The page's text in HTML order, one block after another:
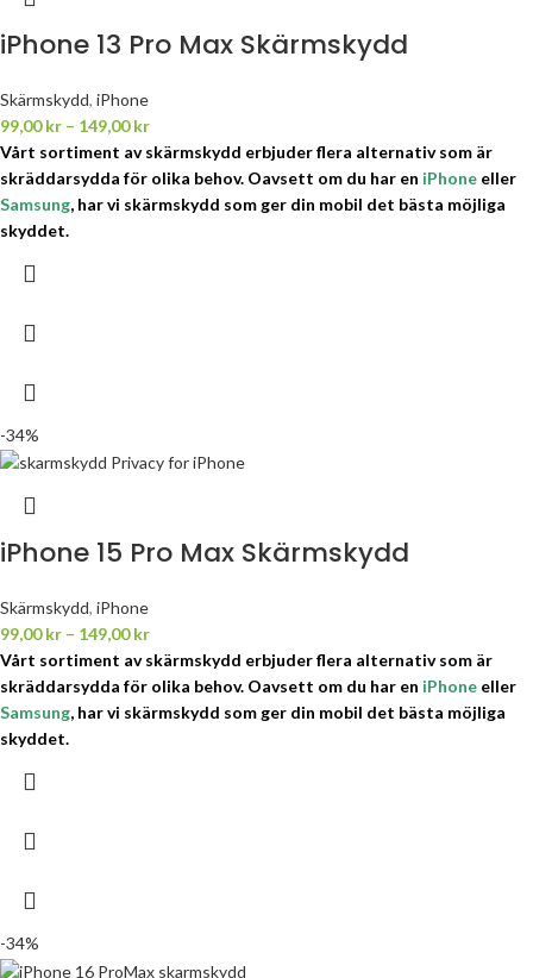
iPhone 13 Pro Max Skärmskydd
Skärmskydd, iPhone
99,00kr – 149,00kr
Vårt sortiment av skärmskydd erbjuder flera alternativ som är
skräddarsydda för olika behov. Oavsett om du har en iPhone eller
Samsung, har vi skärmskydd som ger din mobil det bästa möjliga
skyddet.
-34%
iPhone 15 Pro Max Skärmskydd
Skärmskydd, iPhone
99,00kr – 149,00kr
Vårt sortiment av skärmskydd erbjuder flera alternativ som är
skräddarsydda för olika behov. Oavsett om du har en iPhone eller
Samsung, har vi skärmskydd som ger din mobil det bästa möjliga
skyddet.
-34%